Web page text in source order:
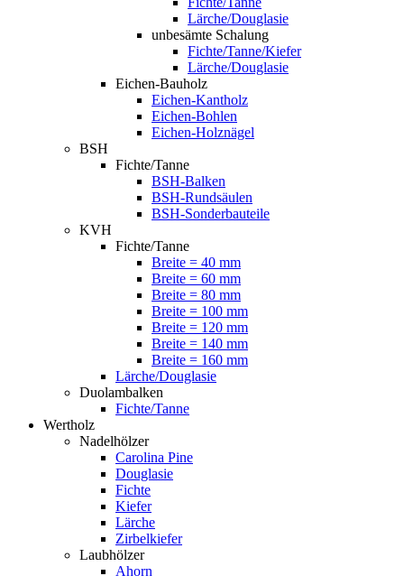
Lärche/Douglasie
unbesämte Schalung
Fichte/Tanne/Kiefer
Lärche/Douglasie
Eichen-Bauholz
Eichen-Kantholz
Eichen-Bohlen
Eichen-Holznägel
BSH
Fichte/Tanne
BSH-Balken
BSH-Rundsäulen
BSH-Sonderbauteile
KVH
Fichte/Tanne
Breite = 40 mm
Breite = 60 mm
Breite = 80 mm
Breite = 100 mm
Breite = 120 mm
Breite = 140 mm
Breite = 160 mm
Lärche/Douglasie
Duolambalken
Fichte/Tanne
Wertholz
Nadelhölzer
Carolina Pine
Douglasie
Fichte
Kiefer
Lärche
Zirbelkiefer
Laubhölzer
Ahorn